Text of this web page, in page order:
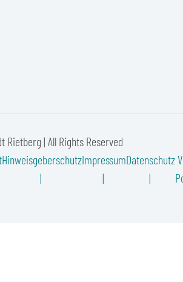
| All Rights Reserved
HinweisgeberschutzImpressumDatenschutz